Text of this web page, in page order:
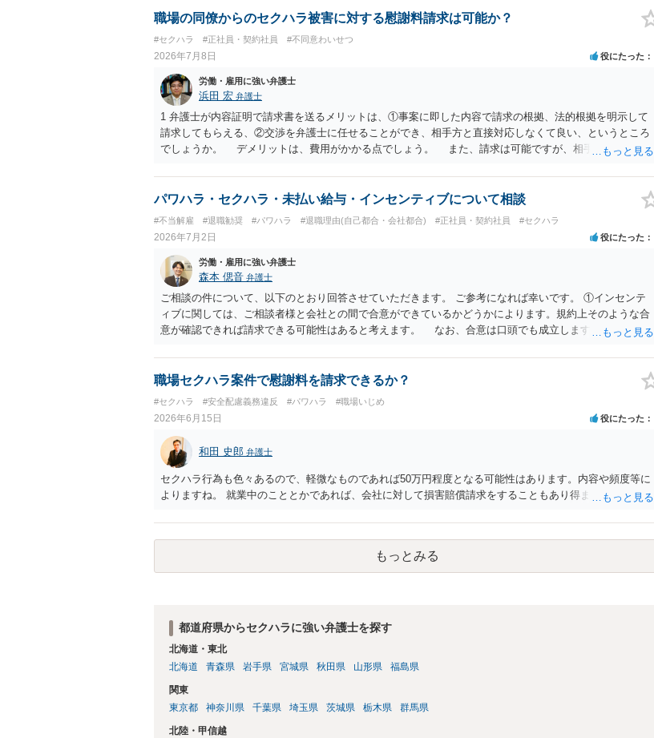
職場の同僚からのセクハラ被害に対する慰謝料請求は可能か？
#セクハラ #正社員・契約社員 #不同意わいせつ
2026年7月8日 役にたった
労働・雇用に強い弁護士
浜田 宏 弁護士
1 弁護士が内容証明で請求書を送るメリットは、①事案に即した内容で請求の根拠、法的根拠を明示して
請求してもらえる、②交渉を弁護士に任せることができ、相手方と直接対応しなくて良い、というところ
でしょうか。 デメリットは、費用がかかる点でしょう。 また、請求は可能ですが、相手が任意に払
観点から、裁判の証拠にする場合には注意が必要です(証拠排除される場合があります。)。 ３ 会社がど
ういう証拠に基づいて、誰が判断したかわかりませんが、会社がセクハラ認定しなかったからといって、
中傷したり、噂話を流したりしないようにして下さい。そういう報復的なことをしなければ名誉毀損には
なりません。反訴は貴女が加害行為をしなければ、通常は起こされません。 ５ 裁判をして、和解すれば
和解金が入ります。 勝訴判決を得て確定すれば、判決認容額を払ってもらいます。任意に支払わない場
合には、給与や預貯金、不動産などの財産を差押えます。 敗訴した場合、何も得られません。 ６ 弁
護士費用は請求額や事件の難易度によって変わります。また、現在は弁護士報酬は自由化されていますの
で、依頼する弁護士によっても費用は変わってきます。
パワハラ・セクハラ・未払い給与・インセンティブについて相談
#不当解雇 #退職勧奨 #パワハラ #退職理由(自己都合・会社都合) #正社員・契約社員 #セクハラ
2026年7月2日 役にたった
労働・雇用に強い弁護士
森本 偲音 弁護士
ご相談の件について、以下のとおり回答させていただきます。 ご参考になれば幸いです。 ①インセンテ
ィブに関しては、ご相談者様と会社との間で合意ができているかどうかによります。規約上そのような合
意が確認できれば請求できる可能性はあると考えます。 なお、合意は口頭でも成立しますが、裁判等で
す。 ②未払給与に関しては労務を提供しているのにもかかわらず支払われていない場合は、契約違反とな
りますので請求可能かと存じます。 ③休日・時間外労働については、休日・時間外労働があったことを示
動の内容によって判断が分かれますので、録音データやLINEでのやり取り等を確認する必要があるかと存
じます。 ⑤退職勧奨については退職する意思がないのであればきっぱりと断ればよく、解雇については不
当な解雇である場合には解雇無効を争うなどの対応が考えられます。 回答としては以上になりますが、ま
ずは、資料一式をご持参いただき最寄りの法律事務所にご相談するか、労働基準監督署に相談する等の対
応をしていただくことが望ましいと考えます。
職場セクハラ案件で慰謝料を請求できるか？
#セクハラ #安全配慮義務違反 #パワハラ #職場いじめ
2026年6月15日 役にたった
和田 史郎 弁護士
セクハラ行為も色々あるので、軽微なものであれば50万円程度となる可能性はあります。内容や頻度等に
よりますね。 就業中のこととかであれば、会社に対して損害賠償請求をすることもあり得ます。
もっとみる
都道府県からセクハラに強い弁護士を探す
北海道・東北
北海道
青森県 岩手県 宮城県 秋田県 山形県 福島県
関東
東京都
神奈川県 千葉県 埼玉県 茨城県 栃木県 群馬県
北陸・甲信越